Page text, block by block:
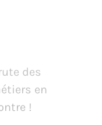
des
en
!